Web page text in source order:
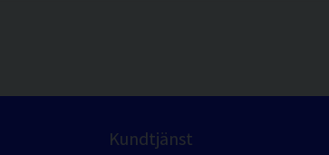
Kundtjänst